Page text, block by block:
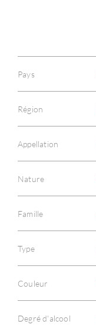
Pays
Région
Appellation
Nature
Famille
Type
Couleur
Degré d'alcool